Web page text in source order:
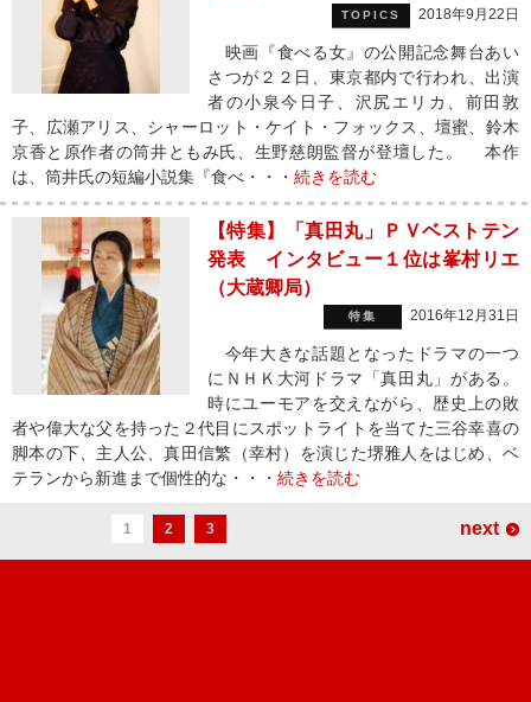
TOPICS 2018年9月22日
映画『食べる女』の公開記念舞台あい
さつが２２日、東京都内で行われ、出演
者の小泉今日子、沢尻エリカ、前田敦
子、広瀬アリス、シャーロット・ケイト・フォックス、壇蜜、鈴木
京香と原作者の筒井ともみ氏、生野慈朗監督が登壇した。 本作
は、筒井氏の短編小説集『食べ・・・ 続きを読む
【特集】「真田丸」ＰＶベストテン
発表 インタビュー１位は峯村リエ
（大蔵卿局）
特集 2016年12月31日
今年大きな話題となったドラマの一つ
にＮＨＫ大河ドラマ「真田丸」がある。
時にユーモアを交えながら、歴史上の敗
者や偉大な父を持った２代目にスポットライトを当てた三谷幸喜の
脚本の下、主人公、真田信繁（幸村）を演じた堺雅人をはじめ、ベ
テランから新進まで個性的な・・・ 続きを読む
1 2 3 next